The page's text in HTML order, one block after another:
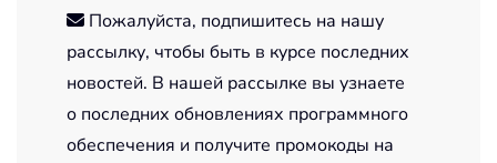
Пожалуйста, подпишитесь на нашу
рассылку, чтобы быть в курсе последних
новостей. В нашей рассылке вы узнаете
о последних обновлениях программного
обеспечения и получите промокоды на